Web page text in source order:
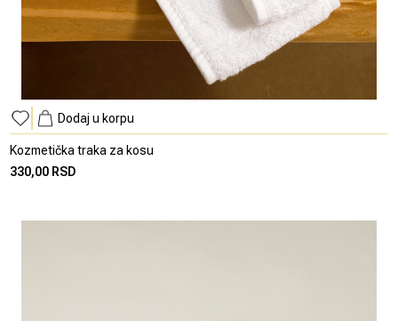
Dodaj u korpu
Kozmetička traka za kosu
330,00 RSD